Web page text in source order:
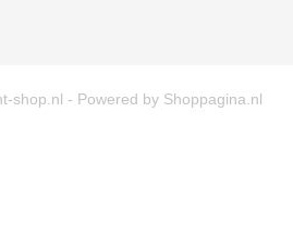
shop.nl - Powered by Shoppagina.nl